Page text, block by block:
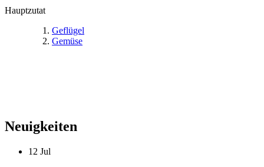
Hauptzutat
Geflügel
Gemüse
Neuigkeiten
12 Jul